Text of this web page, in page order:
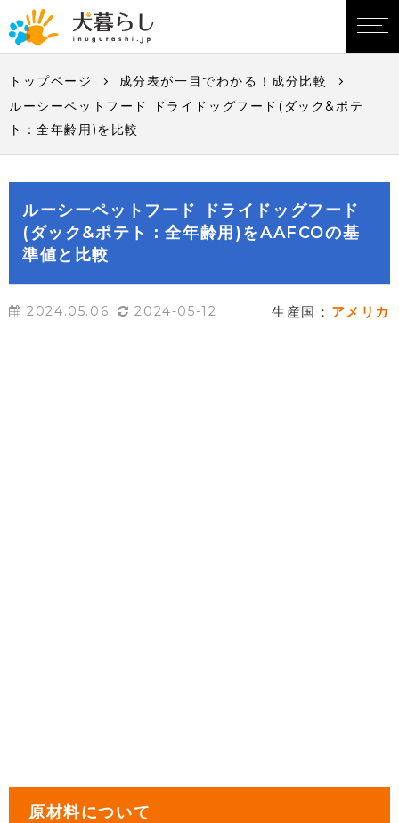
トップページ
成分表が一目でわかる！成分比較
ルーシーペットフード ドライドッグフード(ダック&ポテ
ト：全年齢用)を比較
ルーシーペットフード ドライドッグフード
(ダック&ポテト：全年齢用)をAAFCOの基
準値と比較
2024.05.06 2024-05-12 生産国： アメリカ
原材料について